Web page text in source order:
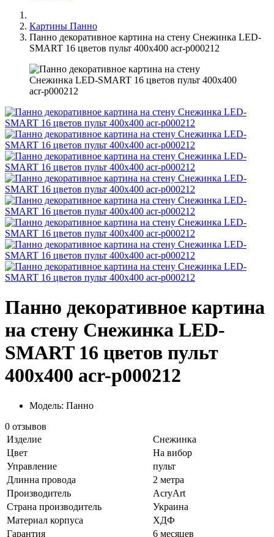
Картины Панно
Панно декоративное картина на стену Снежинка LED-
SMART 16 цветов пульт 400х400 acr-p000212
Панно декоративное картина
на стену Снежинка LED-
SMART 16 цветов пульт
400х400 acr-p000212
Модель: Панно
0 отзывов
Изделие
Снежинка
Цвет
На вибор
Управление
пульт
Длинна провода
2 метра
Производитель
AcryArt
Страна производитель
Украина
Материал корпуса
ХДФ
Гарантия
6 месяцев